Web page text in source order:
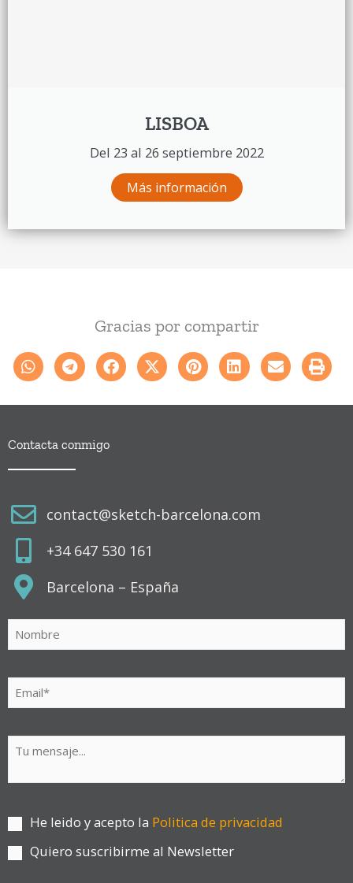
LISBOA
Del 23 al 26 septiembre 2022
Más información
Gracias por compartir
Contacta conmigo
contact@sketch-barcelona.com
+34 647 530 161
Barcelona – España
He leido y acepto la Politica de privacidad
Quiero suscribirme al Newsletter